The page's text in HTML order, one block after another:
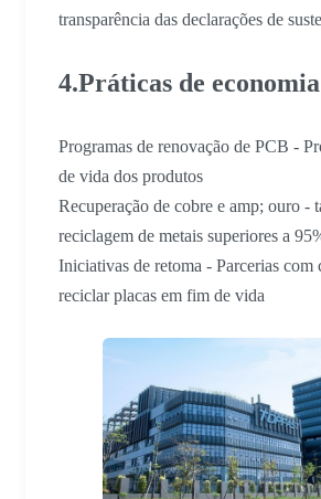
transparência das declarações de
4.Práticas de
Programas de renovação de PCB -
de vida dos produtos
Recuperação de cobre e amp; ouro -
reciclagem de metais superiores a
Iniciativas de retoma - Parcerias com
reciclar placas em fim de vida